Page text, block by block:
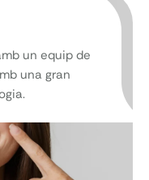
un equip de
una gran